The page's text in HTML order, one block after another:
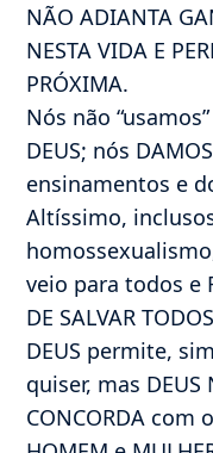
NÃO ADIANTA
NESTA VIDA E
PRÓXIMA.
Nós não
DEUS; nós
ensinamentos e
Altíssimo,
homossexualismo,
veio para todos e
DE SALVAR
DEUS permite,
quiser, mas DEUS
CONCORDA com